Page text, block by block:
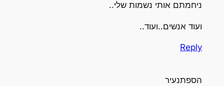
ניחמתם אותי נשמות שלי..
ועוד אנשים..ועוד..
Reply
הספתנעיר